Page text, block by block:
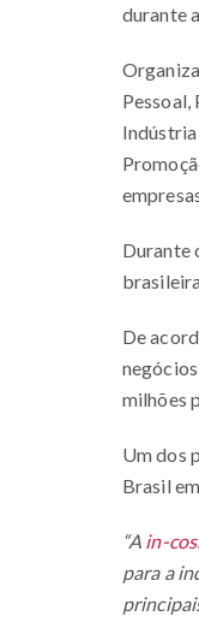
durante
Durante
De
milhões
Um dos
Brasil
“A in-
para a